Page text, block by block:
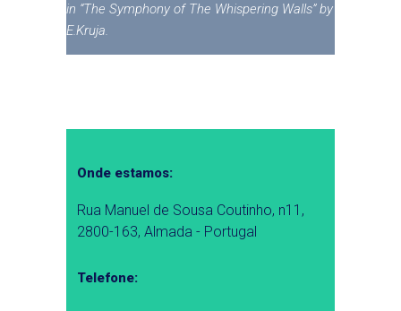
in “The Symphony of The Whispering Walls” by
E.Kruja.
Onde estamos:
Rua Manuel de Sousa Coutinho, n11,
2800-163, Almada - Portugal
Telefone: